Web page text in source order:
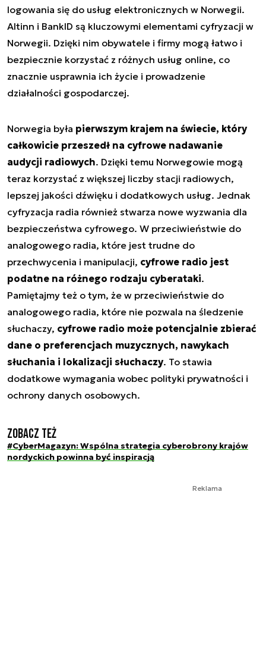
logowania się do usług elektronicznych w Norwegii.
Altinn i BankID są kluczowymi elementami cyfryzacji w
Norwegii. Dzięki nim obywatele i firmy mogą łatwo i
bezpiecznie korzystać z różnych usług online, co
znacznie usprawnia ich życie i prowadzenie
działalności gospodarczej.
Norwegia była pierwszym krajem na świecie, który
całkowicie przeszedł na cyfrowe nadawanie
audycji radiowych. Dzięki temu Norwegowie mogą
teraz korzystać z większej liczby stacji radiowych,
lepszej jakości dźwięku i dodatkowych usług. Jednak
cyfryzacja radia również stwarza nowe wyzwania dla
bezpieczeństwa cyfrowego. W przeciwieństwie do
analogowego radia, które jest trudne do
przechwycenia i manipulacji, cyfrowe radio jest
podatne na różnego rodzaju cyberataki.
Pamiętajmy też o tym, że w przeciwieństwie do
analogowego radia, które nie pozwala na śledzenie
słuchaczy, cyfrowe radio może potencjalnie zbierać
dane o preferencjach muzycznych, nawykach
słuchania i lokalizacji słuchaczy. To stawia
dodatkowe wymagania wobec polityki prywatności i
ochrony danych osobowych.
Zobacz też
#CyberMagazyn: Wspólna strategia cyberobrony krajów
nordyckich powinna być inspiracją
Reklama